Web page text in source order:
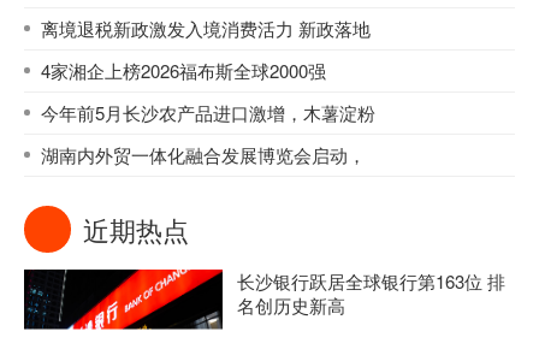
离境退税新政激发入境消费活力 新政落地
4家湘企上榜2026福布斯全球2000强
今年前5月长沙农产品进口激增，木薯淀粉
湖南内外贸一体化融合发展博览会启动，
近期热点
长沙银行跃居全球银行第163位 排
名创历史新高